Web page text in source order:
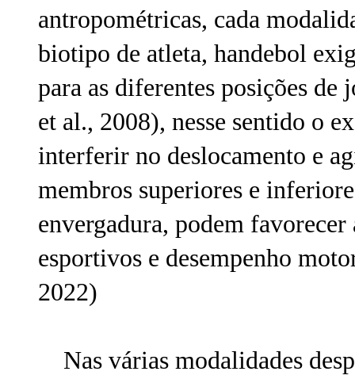
antropométricas, cada
biotipo de atleta, handebol
para as diferentes posições
et al., 2008), nesse sentido o
interferir no deslocamento e
membros superiores e
envergadura, podem
esportivos e desempenho
2022)
Nas várias modalidades